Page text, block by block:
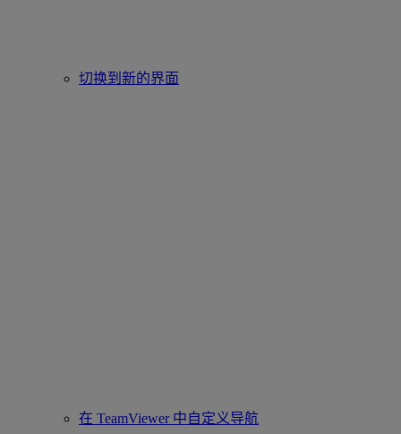
切换到新的界面
在 TeamViewer 中自定义导航